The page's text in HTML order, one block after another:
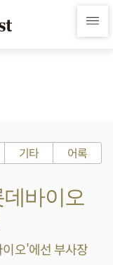
기타 어록
바이오
오'에선 부사장